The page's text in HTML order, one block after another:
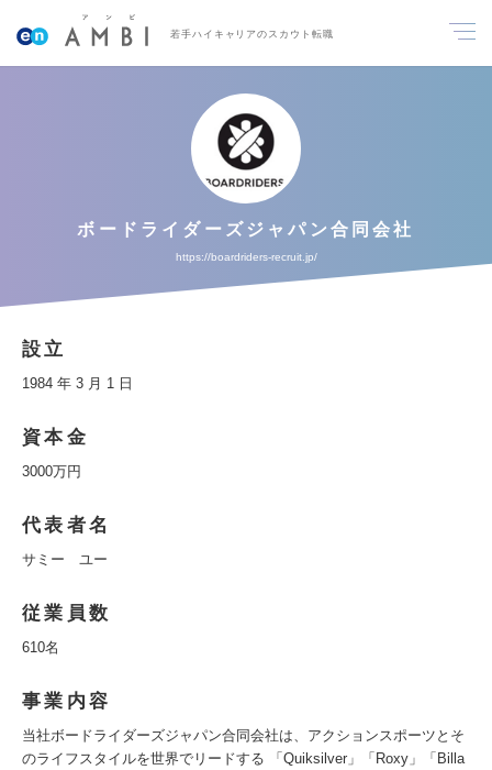
若手ハイキャリアのスカウト転職
ボードライダーズジャパン合同会社
https://boardriders-recruit.jp/
設立
1984 年 3 月 1 日
資本金
3000万円
代表者名
サミー ユー
従業員数
610名
事業内容
当社ボードライダーズジャパン合同会社は、アクションスポーツとそ
のライフスタイルを世界でリードする 「Quiksilver」「Roxy」「Billa